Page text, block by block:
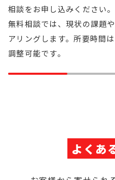
相談をお申し込みください。
無料相談では、現状の課題
アリングします。所要時間
調整可能です。
よくあ